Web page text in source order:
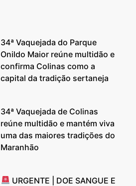
34ª Vaquejada do Parque
Onildo Maior reúne multidão e
confirma Colinas como a
capital da tradição sertaneja
34ª Vaquejada de Colinas
reúne multidão e mantém viva
uma das maiores tradições do
Maranhão
URGENTE | DOE SANGUE E